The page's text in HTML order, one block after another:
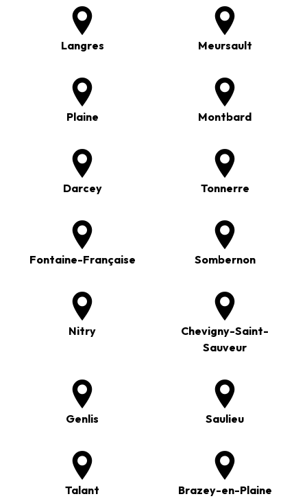
Langres Meursault
Plaine Montbard
Darcey Tonnerre
Fontaine-Française Sombernon
Nitry
Chevigny-Saint-
Sauveur
Genlis Saulieu
Talant Brazey-en-Plaine